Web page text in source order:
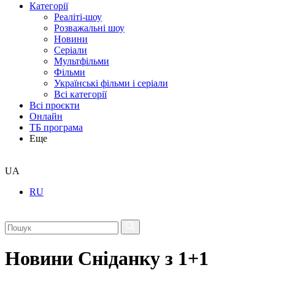
Категорії
Реаліті-шоу
Розважальні шоу
Новини
Серіали
Мультфільми
Фільми
Українські фільми і серіали
Всі категорії
Всі проєкти
Онлайн
ТБ програма
Еще
UA
RU
Новини Сніданку з 1+1